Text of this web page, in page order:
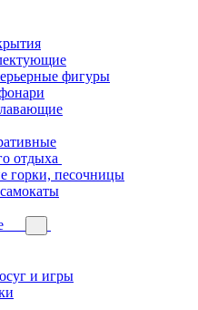
фигуры
отдыха
горки, песочницы
и игры